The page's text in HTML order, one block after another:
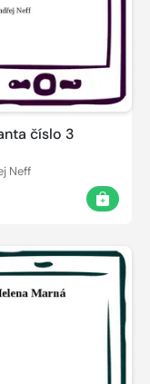
číslo 3
Neff